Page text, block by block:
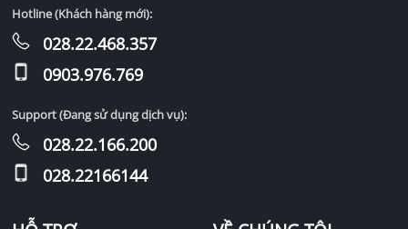
Hotline (Khách hàng mới):
028.22.468.357
0903.976.769
Support (Đang sử dụng dịch vụ):
028.22.166.200
028.22166144